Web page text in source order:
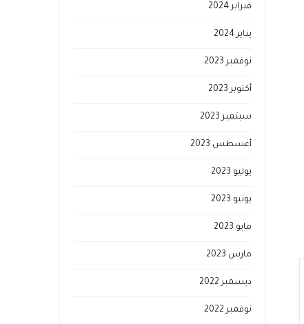
فبراير 2024
يناير 2024
نوفمبر 2023
أكتوبر 2023
سبتمبر 2023
أغسطس 2023
يوليو 2023
يونيو 2023
مايو 2023
مارس 2023
ديسمبر 2022
نوفمبر 2022